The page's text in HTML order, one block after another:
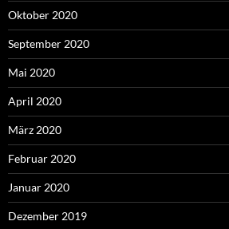
Oktober 2020
September 2020
Mai 2020
April 2020
März 2020
Februar 2020
Januar 2020
Dezember 2019